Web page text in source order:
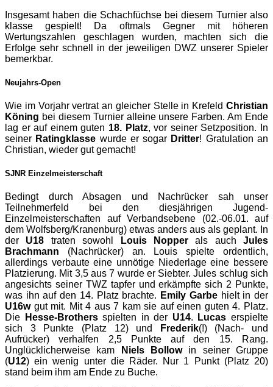
Insgesamt haben die Schachfüchse bei diesem Turnier also
klasse gespielt! Da oftmals Gegner mit höheren
Wertungszahlen geschlagen wurden, machten sich die
Erfolge sehr schnell in der jeweiligen DWZ unserer Spieler
bemerkbar.
Neujahrs-Open
Wie im Vorjahr vertrat an gleicher Stelle in Krefeld Christian
Köning bei diesem Turnier alleine unsere Farben. Am Ende
lag er auf einem guten 18. Platz, vor seiner Setzposition. In
seiner Ratingklasse wurde er sogar Dritter! Gratulation an
Christian, wieder gut gemacht!
SJNR Einzelmeisterschaft
Bedingt durch Absagen und Nachrücker sah unser
Teilnehmerfeld bei den diesjährigen Jugend-
Einzelmeisterschaften auf Verbandsebene (02.-06.01. auf
dem Wolfsberg/Kranenburg) etwas anders aus als geplant. In
der U18 traten sowohl Louis Nopperals auch Jules
Brachmann (Nachrücker) an. Louis spielte ordentlich,
allerdings verbaute eine unnötige Niederlage eine bessere
Platzierung. Mit 3,5 aus 7 wurde er Siebter. Jules schlug sich
angesichts seiner TWZ tapfer und erkämpfte sich 2 Punkte,
was ihn auf den 14. Platz brachte. Emily Garbehielt in der
U16wgut mit. Mit 4 aus 7 kam sie auf einen guten 4. Platz.
Die
Hesse-Brothersspielten in der U14. Lucas erspielte
sich 3 Punkte (Platz 12) und
Frederik(!) (Nach- und
Aufrücker) verhalfen 2,5 Punkte auf den 15. Rang.
Unglücklicherweise kam
Niels Bollowin seiner Gruppe
(U12) ein wenig unter die Räder. Nur 1 Punkt (Platz 20)
stand beim ihm am Ende zu Buche.